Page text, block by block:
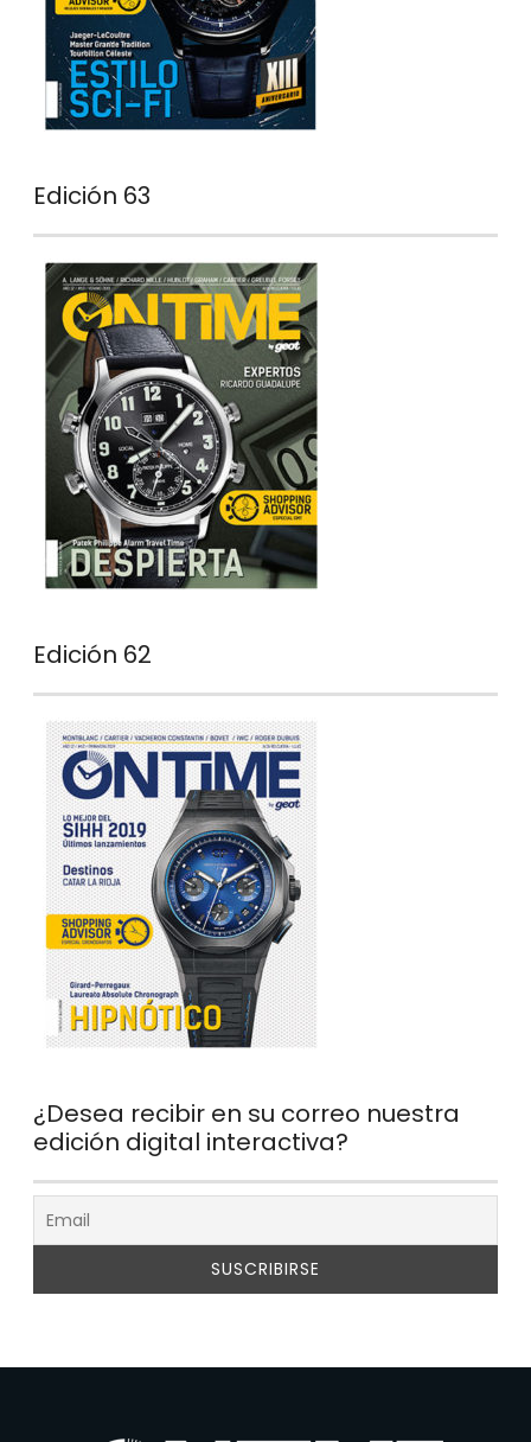
Edición 63
Edición 62
¿Desea recibir en su correo nuestra
edición digital interactiva?